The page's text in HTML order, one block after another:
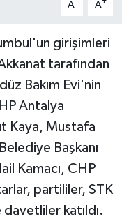
A A
girişimleri
tarafından
Bakım Evi'nin
Antalya
Kaya, Mustafa
Başkanı
Kamacı, CHP
partililer, STK
davetliler katıldı.